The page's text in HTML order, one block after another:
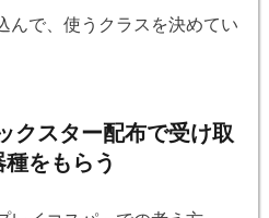
んで、使うクラスを決めてい
クスター配布で受け取
をもらう